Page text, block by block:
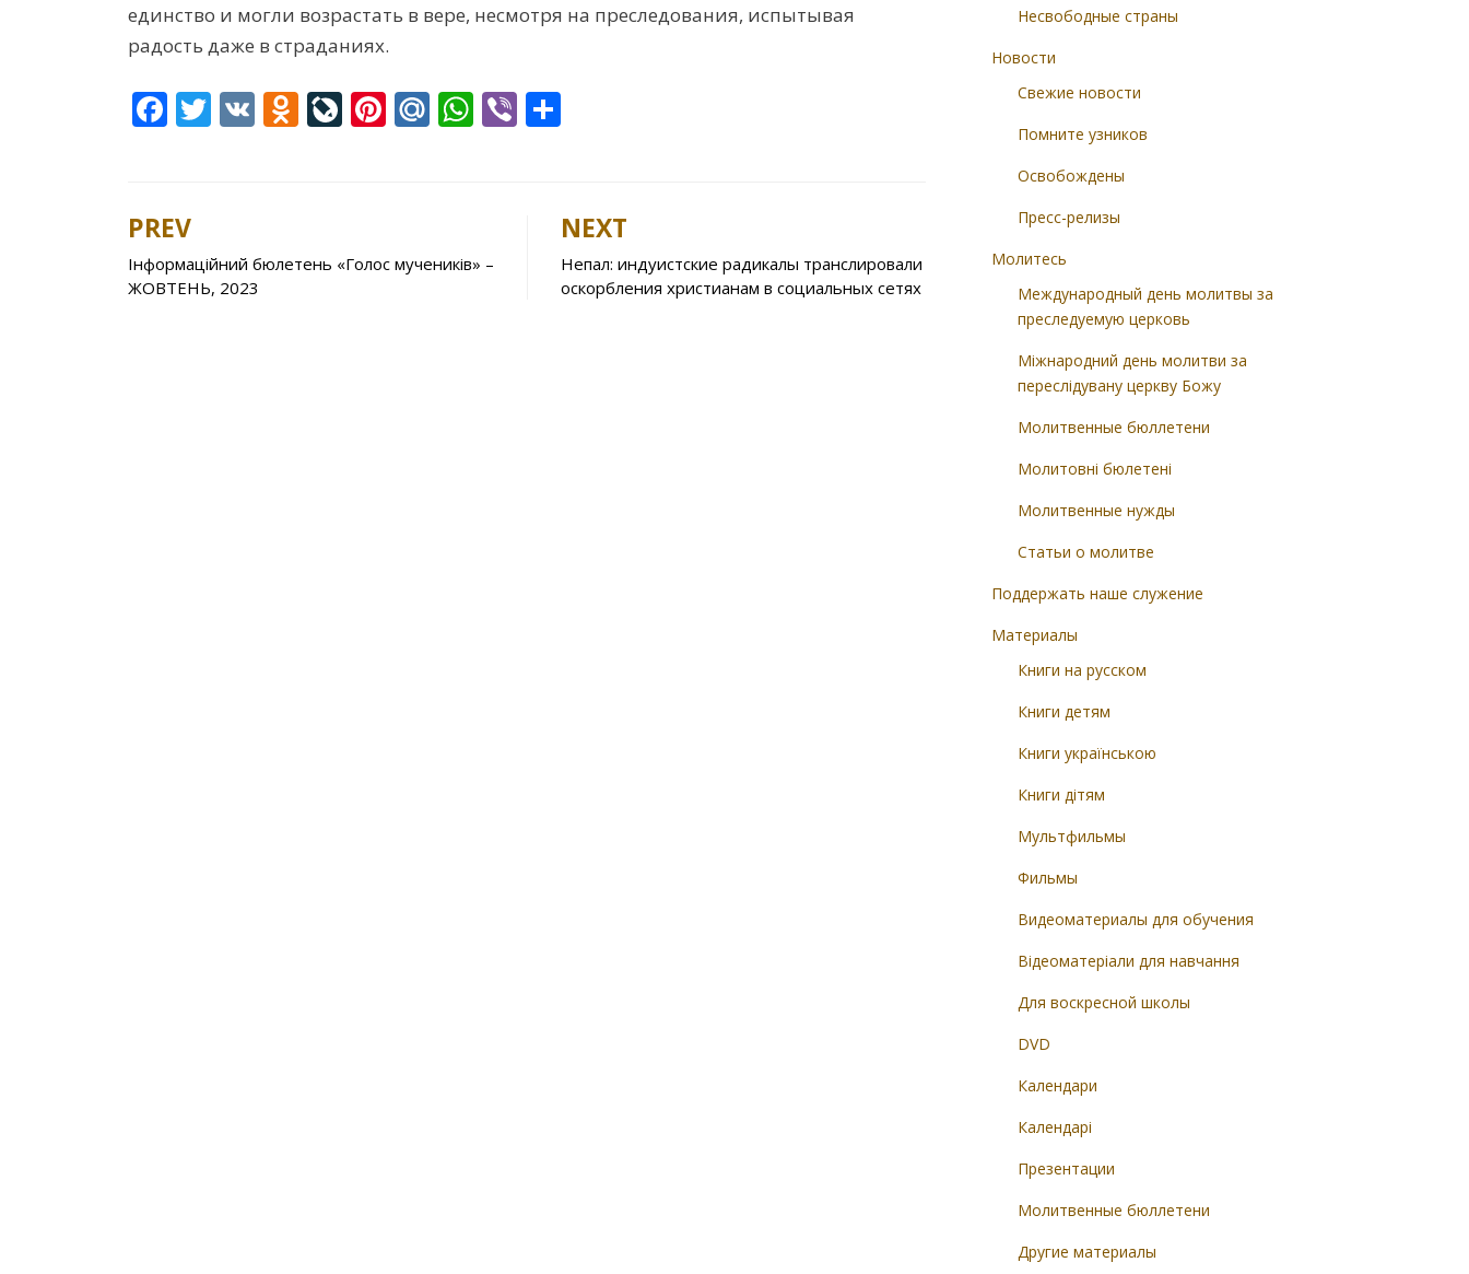
единство и могли возрастать в вере, несмотря на преследования, испытывая
радость даже в страданиях.
F
b
o
o
T V O
kl
as
Li
u
r
Pi
st
M
u
W
p
Vi
e
Post
navigation
PREV
Інформаційний бюлетень «Голос мучеників» –
ЖОВТЕНЬ, 2023
NEXT
Непал: индуистские радикалы транслировали
оскорбления христианам в социальных сетях
Несвободные страны
Новости
Свежие новости
Помните узников
Освобождены
Пресс-релизы
Молитесь
Международный день молитвы за
преследуемую церковь
Міжнародний день молитви за
переслідувану церкву Божу
Молитвенные бюллетени
Молитовні бюлетені
Молитвенные нужды
Статьи о молитве
Поддержать наше служение
Материалы
Книги на русском
Книги детям
Книги українською
Книги дітям
Мультфильмы
Фильмы
Видеоматериалы для обучения
Відеоматеріали для навчання
Для воскресной школы
DVD
Календари
Календарі
Презентации
Молитвенные бюллетени
Другие материалы